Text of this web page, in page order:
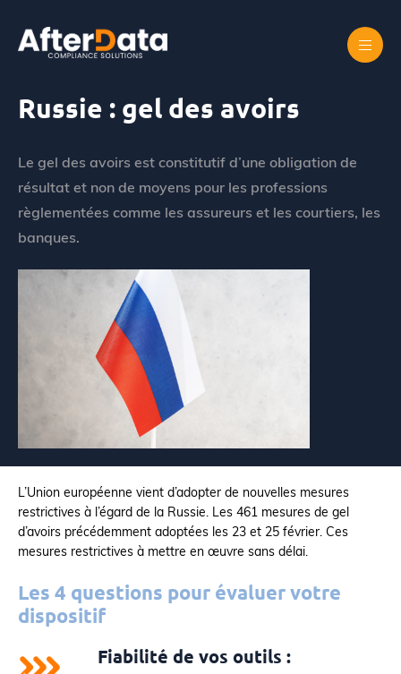
content
Russie : gel des avoirs
Le gel des avoirs est constitutif d’une obligation de
résultat et non de moyens pour les professions
règlementées comme les assureurs et les courtiers, les
banques.
L’Union européenne vient d’adopter de nouvelles mesures
restrictives à l’égard de la Russie. Les 461 mesures de gel
d’avoirs précédemment adoptées les 23 et 25 février. Ces
mesures restrictives à mettre en œuvre sans délai.
Les 4 questions pour évaluer votre
dispositif
Fiabilité de vos outils :